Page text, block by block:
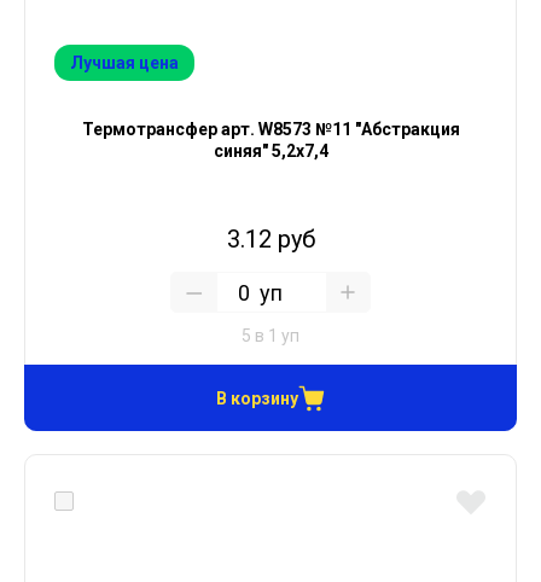
Лучшая цена
Термотрансфер арт. W8573 №11 "Абстракция
синяя" 5,2х7,4
3.12 руб
уп
5 в 1 уп
В корзину